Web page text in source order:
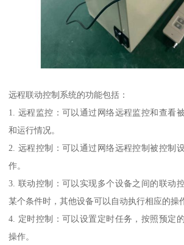
远程联动控制系统的功能包括：
1. 远程监控：可以通过网络远程监控和查看
和运行情况。
2. 远程控制：可以通过网络远程控制被控制
作。
3. 联动控制：可以实现多个设备之间的联动
某个条件时，其他设备可以自动执行相应的操
4. 定时控制：可以设置定时任务，按照预定
操作。